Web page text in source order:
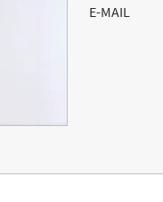
E-MAIL